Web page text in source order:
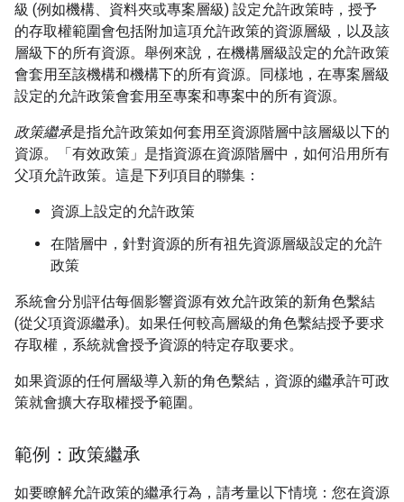
級 (例如機構、資料夾或專案層級) 設定允許政策時，授予
的存取權範圍會包括附加這項允許政策的資源層級，以及該
層級下的所有資源。舉例來說，在機構層級設定的允許政策
會套用至該機構和機構下的所有資源。同樣地，在專案層級
設定的允許政策會套用至專案和專案中的所有資源。
政策繼承是指允許政策如何套用至資源階層中該層級以下的
資源。「有效政策」 是指資源在資源階層中，如何沿用所有
父項允許政策。這是下列項目的聯集：
資源上設定的允許政策
在階層中，針對資源的所有祖先資源層級設定的允許
政策
系統會分別評估每個影響資源有效允許政策的新角色繫結
(從父項資源繼承)。如果任何較高層級的角色繫結授予要求
存取權，系統就會授予資源的特定存取要求。
如果資源的任何層級導入新的角色繫結，資源的繼承許可政
策就會擴大存取權授予範圍。
範例：政策繼承
如要瞭解允許政策的繼承行為，請考量以下情境：您在資源